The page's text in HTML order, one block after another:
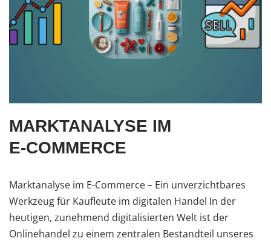
MARKTANALYSE IM
E‑COMMERCE
Marktanalyse im E-Commerce – Ein unverzichtbares
Werkzeug für Kaufleute im digitalen Handel In der
heutigen, zunehmend digitalisierten Welt ist der
Onlinehandel zu einem zentralen Bestandteil unseres